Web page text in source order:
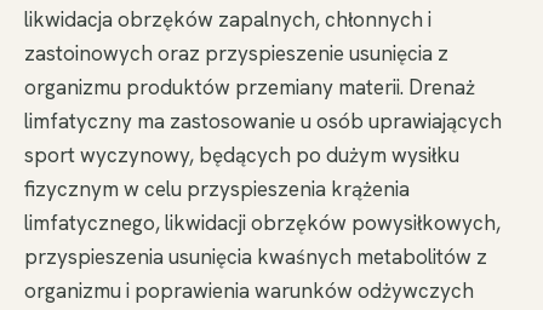
likwidacja obrzęków zapalnych, chłonnych i
zastoinowych oraz przyspieszenie usunięcia z
organizmu produktów przemiany materii. Drenaż
limfatyczny ma zastosowanie u osób uprawiających
sport wyczynowy, będących po dużym wysiłku
fizycznym w celu przyspieszenia krążenia
limfatycznego, likwidacji obrzęków powysiłkowych,
przyspieszenia usunięcia kwaśnych metabolitów z
organizmu i poprawienia warunków odżywczych